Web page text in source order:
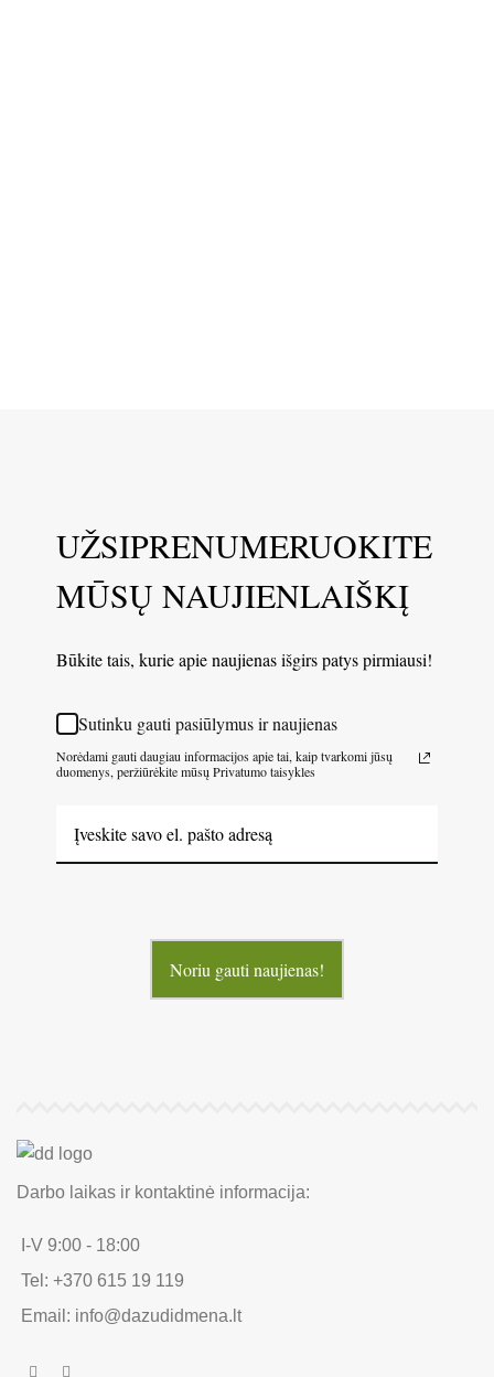
UŽSIPRENUMERUOKITE
MŪSŲ NAUJIENLAIŠKĮ
Būkite tais, kurie apie naujienas išgirs patys pirmiausi!
Sutinku gauti pasiūlymus ir naujienas
Norėdami gauti daugiau informacijos apie tai, kaip tvarkomi jūsų
duomenys, peržiūrėkite mūsų Privatumo taisykles
Noriu gauti naujienas!
Darbo laikas ir kontaktinė informacija:
I-V 9:00 - 18:00
Tel: +370 615 19 119
Email: info@dazudidmena.lt